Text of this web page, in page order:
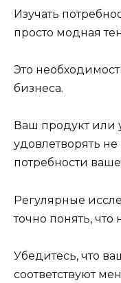
Изучать
просто модная
Это
бизнеса.
Ваш продукт или
удовлетворять
потребности
Регулярные
точно понять,
Убедитесь, что
соответствуют